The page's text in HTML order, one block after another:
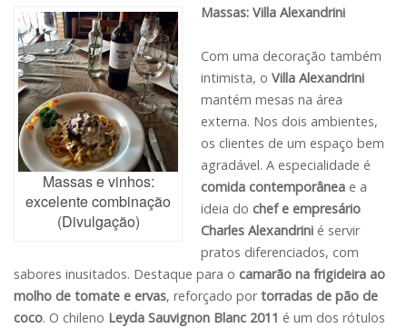
Massas e vinhos:
excelente combinação
(Divulgação)
Massas: Villa Alexandrini
Com uma decoração também
intimista, o Villa Alexandrini
mantém mesas na área
externa. Nos dois ambientes,
os clientes de um espaço bem
agradável. A especialidade é
comida contemporânea e a
ideia do chef e empresário
Charles Alexandrini é servir
pratos diferenciados, com
sabores inusitados. Destaque para o camarão na frigideira ao
molho de tomate e ervas, reforçado portorradas de pão de
coco. O chileno Leyda Sauvignon Blanc 2011 é um dos rótulos